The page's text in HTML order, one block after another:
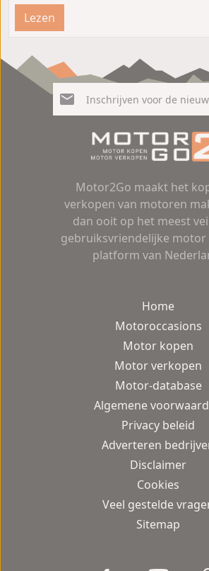
Lezen
Motor2Go maakt het
verkopen van motoren
dan ooit op het meest
gebruiksvriendelijke motor
platform van
Home
Motoroccasions
Motor kopen
Motor verkopen
Motor-database
Algemene
Privacy beleid
Adverteren
Disclaimer
Cookies
Veel gestelde
Sitemap